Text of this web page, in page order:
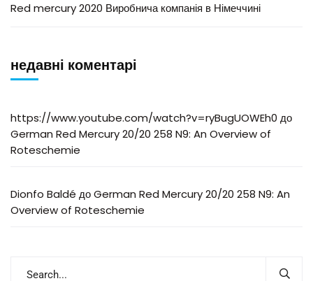
Red mercury 2020 Виробнича компанія в Німеччині
недавні коментарі
https://www.youtube.com/watch?v=ryBugUOWEh0 до
German Red Mercury 20/20 258 N9: An Overview of
Roteschemie
Dionfo Baldé доGerman Red Mercury 20/20 258 N9: An
Overview of Roteschemie